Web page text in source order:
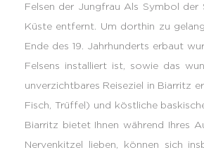
Felsen der Jungfrau Als Symbol
Küste entfernt. Um dorthin zu
Ende des 19. Jahrhunderts erbaut
Felsens installiert ist, sowie das
unverzichtbares Reiseziel in Biarritz
Fisch, Trüffel) und köstliche
Biarritz bietet Ihnen während Ihres
Nervenkitzel lieben, können sich